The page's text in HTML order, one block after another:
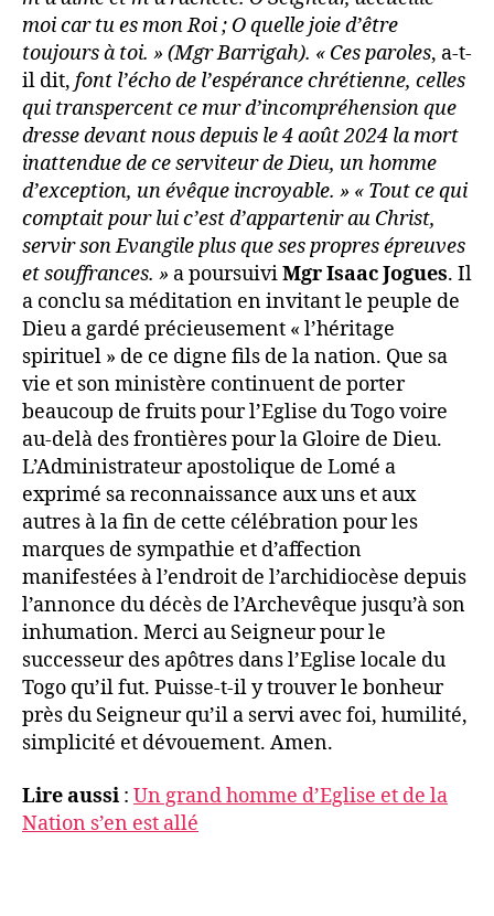
moi car tu es mon Roi ; O quelle joie d’être
toujours à toi. » (Mgr Barrigah). « Ces paroles, a-t-
il dit, font l’écho de l’espérance chrétienne, celles
qui transpercent ce mur d’incompréhension que
dresse devant nous depuis le 4 août 2024 la mort
inattendue de ce serviteur de Dieu, un homme
d’exception, un évêque incroyable. » « Tout ce qui
comptait pour lui c’est d’appartenir au Christ,
servir son Evangile plus que ses propres épreuves
et souffrances. » a poursuiviMgr Isaac Jogues. Il
a conclu sa méditation en invitant le peuple de
Dieu a gardé précieusement « l’héritage
spirituel » de ce digne fils de la nation. Que sa
vie et son ministère continuent de porter
beaucoup de fruits pour l’Eglise du Togo voire
au-delà des frontières pour la Gloire de Dieu.
L’Administrateur apostolique de Lomé a
exprimé sa reconnaissance aux uns et aux
autres à la fin de cette célébration pour les
marques de sympathie et d’affection
manifestées à l’endroit de l’archidiocèse depuis
l’annonce du décès de l’Archevêque jusqu’à son
inhumation. Merci au Seigneur pour le
successeur des apôtres dans l’Eglise locale du
Togo qu’il fut. Puisse-t-il y trouver le bonheur
près du Seigneur qu’il a servi avec foi, humilité,
simplicité et dévouement. Amen.
Lire aussi : Un grand homme d’Eglise et de la
Nation s’en est allé